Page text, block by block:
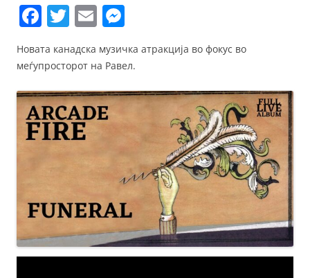
F
c
b
o
o
k
T
itt
E
ai ss
n
g
er
Новата канадска музичка атракција во фокус во
меѓупросторот на Равел.